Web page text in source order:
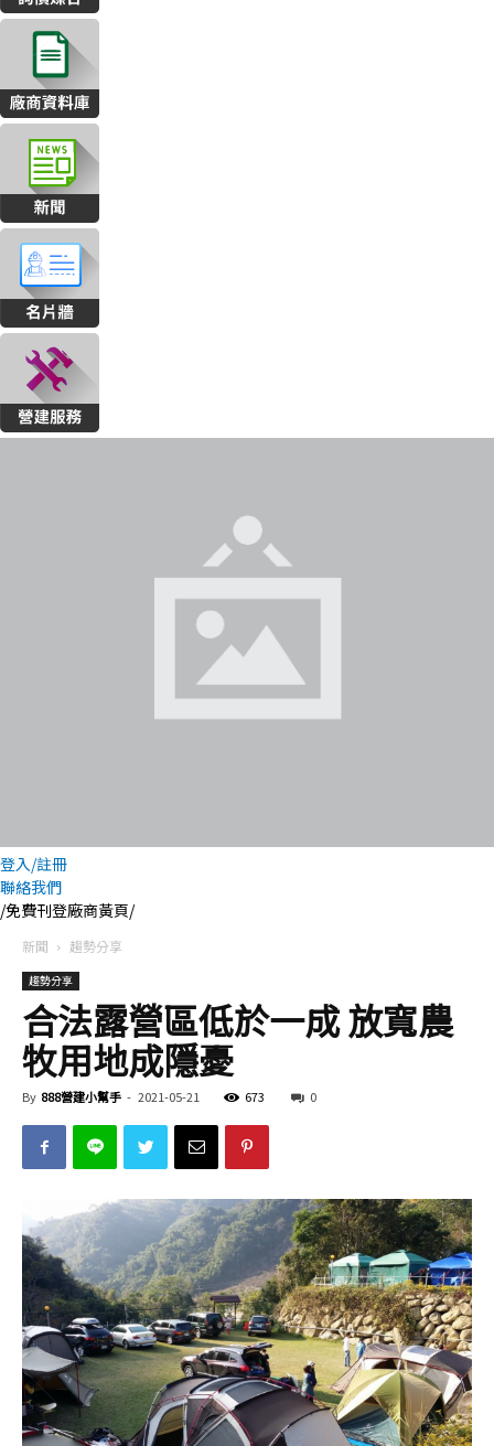
登入/註冊
聯絡我們
/免費刊登廠商黃頁/
新聞 趨勢分享
趨勢分享
合法露營區低於一成 放寬農
牧用地成隱憂
By 888營建小幫手 - 2021-05-21 673 0